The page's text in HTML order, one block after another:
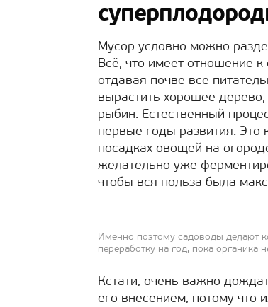
Мусор условно можно
Всё, что имеет отношение
отдавая почве все
вырастить хорошее
рыбин. Естественный
первые годы развития. Это
посадках овощей на
желательно уже
чтобы вся польза была
Именно поэтому садоводы делают
переработку на год, пока органика
Кстати, очень важно
его внесением, потому что